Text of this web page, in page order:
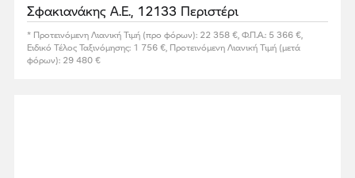
Σφακιανάκης Α.Ε., 12133 Περιστέρι
* Προτεινόμενη Λιανική Τιμή (προ φόρων): 22 358 €, Φ.Π.Α.: 5 366 €,
Ειδικό Τέλος Ταξινόμησης: 1 756 €, Προτεινόμενη Λιανική Τιμή (μετά
φόρων): 29 480 €